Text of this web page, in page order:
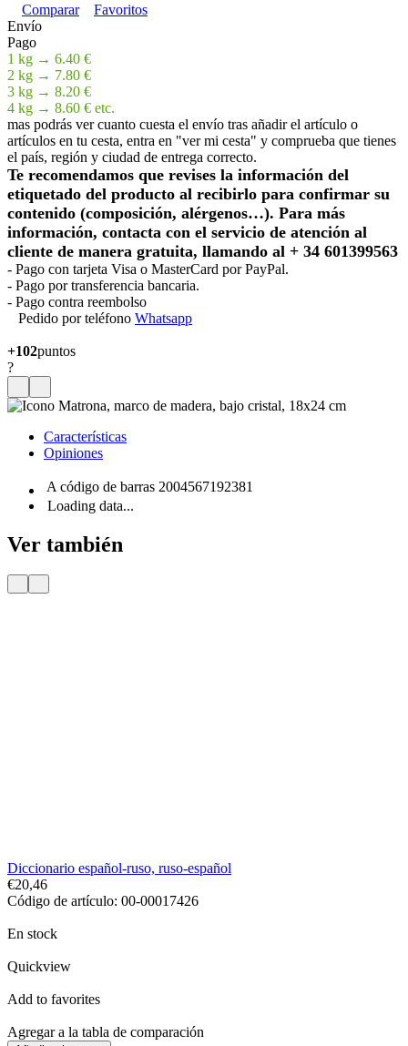
Comparar
Favoritos
Envío
Pago
1 kg → 6.40 €
2 kg → 7.80 €
3 kg → 8.20 €
4 kg → 8.60 € etc.
mas podrás ver cuanto cuesta el envío tras añadir el artículo o
artículos en tu cesta, entra en "ver mi cesta" y comprueba que tienes
el país, región y ciudad de entrega correcto.
Te recomendamos que revises la información del
etiquetado del producto al recibirlo para confirmar su
contenido (composición, alérgenos…). Para más
información, contacta con el servicio de atención al
cliente de manera gratuita, llamando al + 34 601399563
- Pago con tarjeta Visa o MasterCard por PayPal.
- Pago por transferencia bancaria.
- Pago contra reembolso
Pedido por teléfono Whatsapp
+102puntos
?
Características
Opiniones
A código de barras 2004567192381
Loading data...
Ver también
Diccionario español-ruso, ruso-español
€20,46
Código de artículo: 00-00017426
En stock
Quickview
Add to favorites
Agregar a la tabla de comparación